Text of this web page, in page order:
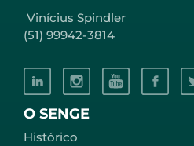
O SENGE
Histórico
Vinícius Spindler
(51) 99942-3814